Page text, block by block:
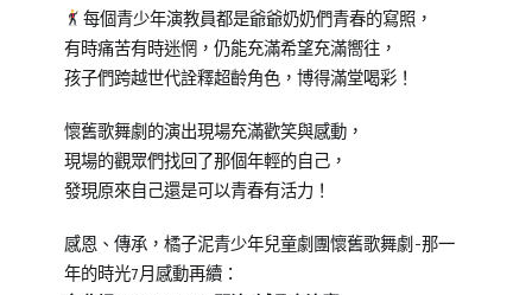
教
每個青少年演教員都是爺爺奶奶們青春的寫照，
有時痛苦有時迷惘，仍能充滿希望充滿嚮往，
孩子們跨越世代詮釋超齡角色，博得滿堂喝彩！
懷舊歌舞劇的演出現場充滿歡笑與感動，
現場的觀眾們找回了那個年輕的自己，
發現原來自己還是可以青春有活力！
感恩、傳承，橘子泥青少年兒童劇團懷舊歌舞劇-那一
年的時光7月感動再續：